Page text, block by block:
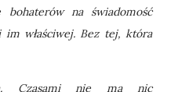
bohaterów na świadomość
im właściwej. Bez tej, która
Czasami nie ma nic